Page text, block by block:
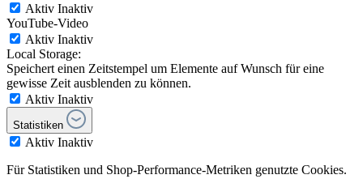
Aktiv Inaktiv
YouTube-Video
Aktiv Inaktiv
Local Storage:
Speichert einen Zeitstempel um Elemente auf Wunsch für eine
gewisse Zeit ausblenden zu können.
Aktiv Inaktiv
Statistiken
Aktiv Inaktiv
Für Statistiken und Shop-Performance-Metriken genutzte Cookies.